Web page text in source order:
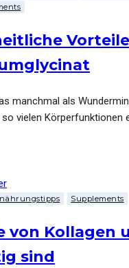
manchmal als
vielen Körperfunktionen
Supplements
von Kollagen
sind